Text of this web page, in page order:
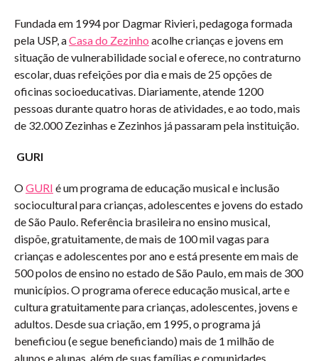
Fundada em 1994 por Dagmar Rivieri, pedagoga formada
pela USP, aCasa do Zezinho acolhe crianças e jovens em
situação de vulnerabilidade social e oferece, no contraturno
escolar, duas refeições por dia e mais de 25 opções de
oficinas socioeducativas. Diariamente, atende 1200
pessoas durante quatro horas de atividades, e ao todo, mais
de 32.000 Zezinhas e Zezinhos já passaram pela instituição.
GURI
OGURI é um programa de educação musical e inclusão
sociocultural para crianças, adolescentes e jovens do estado
de São Paulo. Referência brasileira no ensino musical,
dispõe, gratuitamente, de mais de 100 mil vagas para
crianças e adolescentes por ano e está presente em mais de
500 polos de ensino no estado de São Paulo, em mais de 300
municípios. O programa oferece educação musical, arte e
cultura gratuitamente para crianças, adolescentes, jovens e
adultos. Desde sua criação, em 1995, o programa já
beneficiou (e segue beneficiando) mais de 1 milhão de
alunos e alunas, além de suas famílias e comunidades